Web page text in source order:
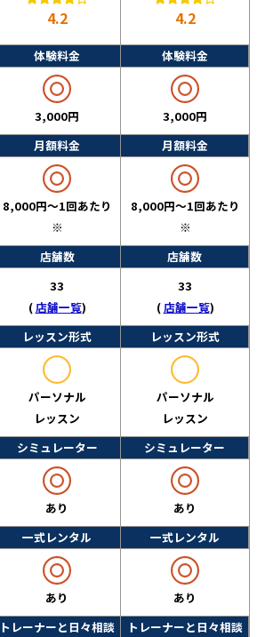
4.2 4.2
体験料金 体験料金
3,000円
3,000円
月額料金 月額料金
8,000円～1回あたり
※
8,000円～1回あたり
※
店舗数
店舗数
33
(店舗一覧)
33
(店舗一覧)
レッスン形式 レッスン形式
パーソナル
レッスン
パーソナル
レッスン
シミュレーター シミュレーター
あり
あり
一式レンタル 一式レンタル
あり
あり
トレーナーと日々相談 トレーナーと日々相談